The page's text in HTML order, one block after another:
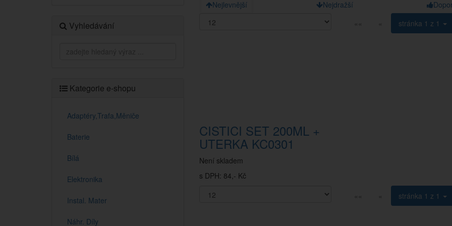
Vyhledávání
Kategorie e-shopu
Adaptéry,Trafa,Měniče
Baterie
Bílá
Elektronika
Instal. Mater
Náhr. Díly
Nejlevnější Nejdražší
««
« stránka 1 z 1
CISTICI SET 200ML +
UTERKA KC0301
Není skladem
s DPH: 84,- Kč
««
« stránka 1 z 1